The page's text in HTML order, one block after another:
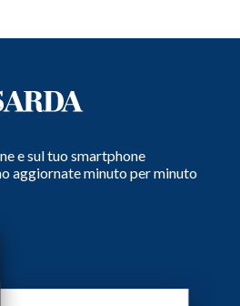
e sul tuo smartphone
aggiornate minuto per minuto